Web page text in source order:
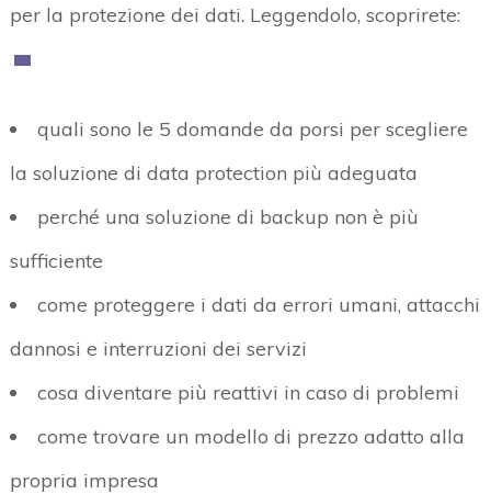
per la protezione dei dati. Leggendolo, scoprirete:
quali sono le 5 domande da porsi per scegliere
la soluzione di data protection più adeguata
perché una soluzione di backup non è più
sufficiente
come proteggere i dati da errori umani, attacchi
dannosi e interruzioni dei servizi
cosa diventare più reattivi in caso di problemi
come trovare un modello di prezzo adatto alla
propria impresa